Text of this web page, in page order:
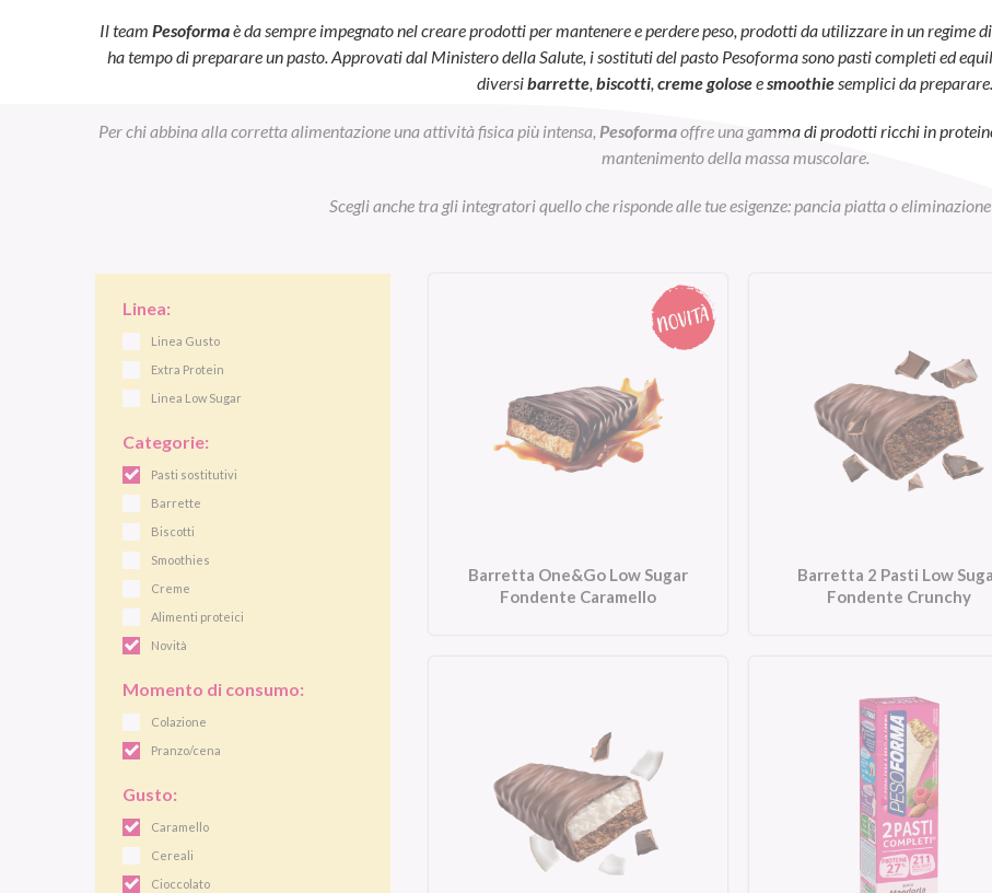
Il team Pesoformaè da sempre impegnato nel creare prodotti per mantenere e perdere peso, prodotti da utilizzare in un regime
ha tempo di preparare un pasto. Approvati dal Ministero della Salute, i sostituti del pasto Pesoforma sono pasti completi ed
diversibarrette, biscotti, creme goloseesmoothiesemplici da preparare.
Per chi abbina alla corretta alimentazione una attività fisica più intensa, Pesoformaoffre una gamma di prodotti ricchi in
mantenimento della massa muscolare.
Scegli anche tra gli integratori quello che risponde alle tue esigenze: pancia piatta o
Linea:
Linea Gusto
Extra Protein
Linea Low Sugar
Categorie:
Pasti sostitutivi
Barrette
Biscotti
Smoothies
Creme
Alimenti proteici
Novità
Momento di consumo:
Colazione
Pranzo/cena
Gusto:
Caramello
Cereali
Cioccolato
Barretta One&Go Low Sugar
Fondente Caramello
Barretta 2 Pasti Low
Fondente Crunchy